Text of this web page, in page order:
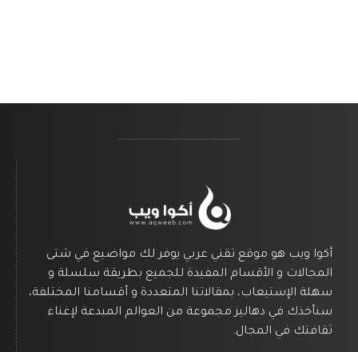
أكوا ويب هو موقع تقني عربي يوفر لك مواضيع في شتى
المجالات و الأقسام المفيدة للجميع بطريقة سلسلة و
سهلة الإستيعاب، بمقالاتنا المتعددة و أقسامنا المختلفة،
سنأخذك في دهاليز مجموعة من العوالم المبدعة لإغناء
ثقافتك في المجال.